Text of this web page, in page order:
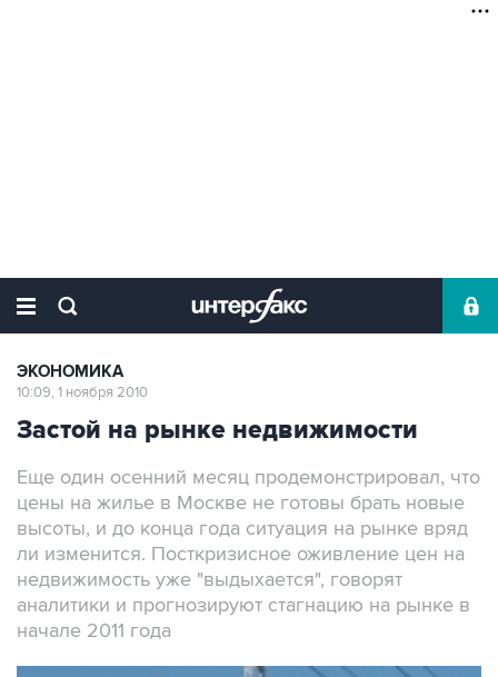
ЭКОНОМИКА
10:09, 1 ноября 2010
Застой на рынке недвижимости
Еще один осенний месяц продемонстрировал, что
цены на жилье в Москве не готовы брать новые
высоты, и до конца года ситуация на рынке вряд
ли изменится. Посткризисное оживление цен на
недвижимость уже "выдыхается", говорят
аналитики и прогнозируют стагнацию на рынке в
начале 2011 года